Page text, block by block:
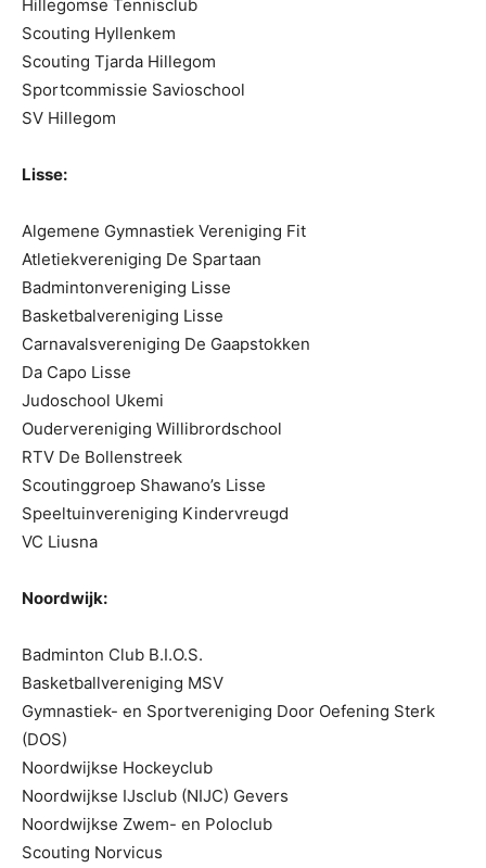
Hillegomse Tennisclub
Scouting Hyllenkem
Scouting Tjarda Hillegom
Sportcommissie Savioschool
SV Hillegom
Lisse:
Algemene Gymnastiek Vereniging Fit
Atletiekvereniging De Spartaan
Badmintonvereniging Lisse
Basketbalvereniging Lisse
Carnavalsvereniging De Gaapstokken
Da Capo Lisse
Judoschool Ukemi
Oudervereniging Willibrordschool
RTV De Bollenstreek
Scoutinggroep Shawano’s Lisse
Speeltuinvereniging Kindervreugd
VC Liusna
Noordwijk:
Badminton Club B.I.O.S.
Basketballvereniging MSV
Gymnastiek- en Sportvereniging Door Oefening Sterk
(DOS)
Noordwijkse Hockeyclub
Noordwijkse IJsclub (NIJC) Gevers
Noordwijkse Zwem- en Poloclub
Scouting Norvicus